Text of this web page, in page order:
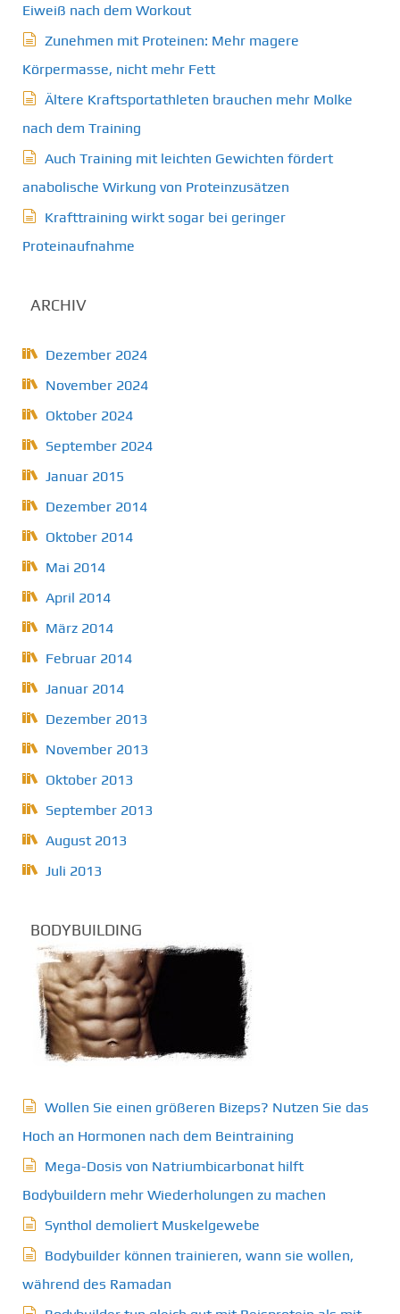
Eiweiß nach dem Workout
Zunehmen mit Proteinen: Mehr magere
Körpermasse, nicht mehr Fett
Ältere Kraftsportathleten brauchen mehr Molke
nach dem Training
Auch Training mit leichten Gewichten fördert
anabolische Wirkung von Proteinzusätzen
Krafttraining wirkt sogar bei geringer
Proteinaufnahme
ARCHIV
Dezember 2024
November 2024
Oktober 2024
September 2024
Januar 2015
Dezember 2014
Oktober 2014
Mai 2014
April 2014
März 2014
Februar 2014
Januar 2014
Dezember 2013
November 2013
Oktober 2013
September 2013
August 2013
Juli 2013
BODYBUILDING
Wollen Sie einen größeren Bizeps? Nutzen Sie das
Hoch an Hormonen nach dem Beintraining
Mega-Dosis von Natriumbicarbonat hilft
Bodybuildern mehr Wiederholungen zu machen
Synthol demoliert Muskelgewebe
Bodybuilder können trainieren, wann sie wollen,
während des Ramadan